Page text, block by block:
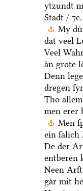
ytzundt
Stadt / ⁊c.
My
dat veel
Veel
aͤn grote
Denn
dregen
Tho
men erer
Men
ein ſalich
De der
entberen
Neen
gaͤr mit